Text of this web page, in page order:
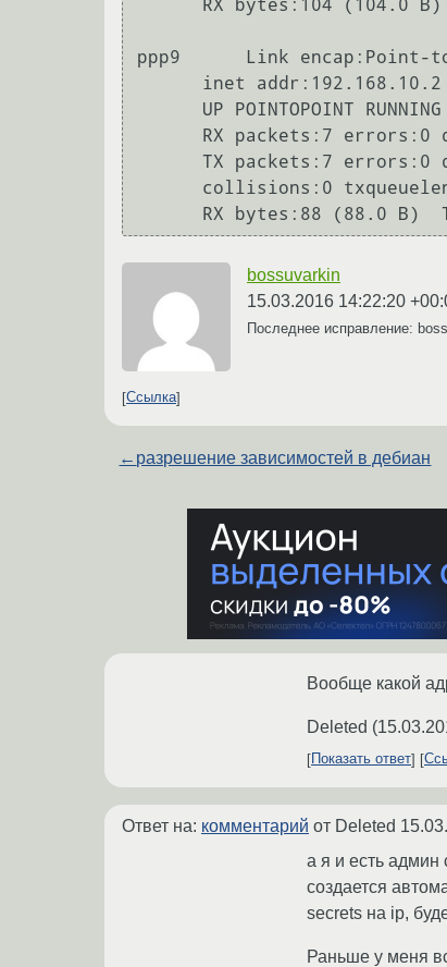
ppp9      Link encap:Point-
bossuvarkin
15.03.2016 14:22:20
Последнее исправление:
Ссылка
← разрешение зависимостей в дебиан
Вообще какой
Deleted (
Показать ответ
Ответ на: комментарий от Deleted
а я и есть
создается
secrets на ip,
Раньше у меня